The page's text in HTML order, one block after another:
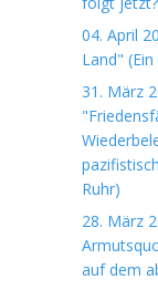
04. April
Land"
31. März
Ruhr)
28. März
auf dem